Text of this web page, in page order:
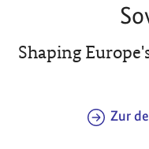
Shaping
Zur